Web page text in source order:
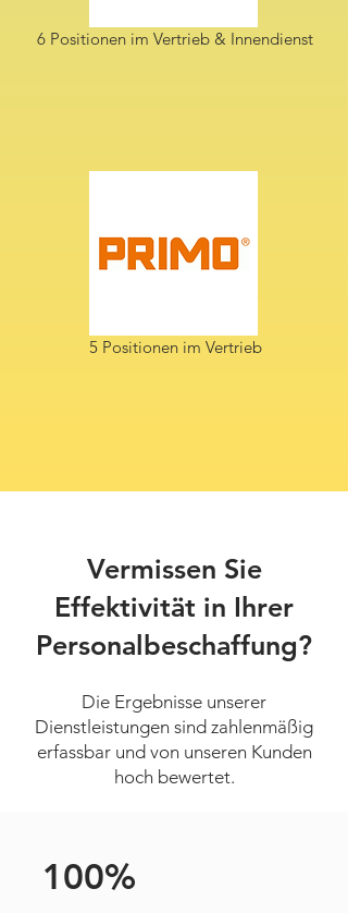
6 Positionen im Vertrieb & Innendienst
5 Positionen im Vertrieb
Vermissen Sie
Effektivität in Ihrer
Personalbeschaffung?
Die Ergebnisse unserer
Dienstleistungen sind zahlenmäßig
erfassbar und von unseren Kunden
hoch bewertet.
100%